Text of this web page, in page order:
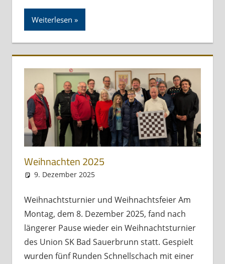
Weiterlesen
Weihnachten 2025
9. Dezember 2025
Weihnachtsturnier und Weihnachtsfeier Am
Montag, dem 8. Dezember 2025, fand nach
längerer Pause wieder ein Weihnachtsturnier
des Union SK Bad Sauerbrunn statt. Gespielt
wurden fünf Runden Schnellschach mit einer